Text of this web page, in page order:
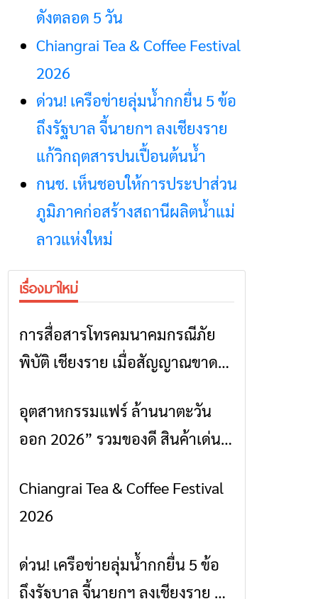
ดังตลอด 5 วัน
Chiangrai Tea & Coffee Festival
2026
ด่วน! เครือข่ายลุ่มน้ำกกยื่น 5 ข้อ
ถึงรัฐบาล จี้นายกฯ ลงเชียงราย
แก้วิกฤตสารปนเปื้อนต้นน้ำ
กนช. เห็นชอบให้การประปาส่วน
ภูมิภาคก่อสร้างสถานีผลิตน้ำแม่
ลาวแห่งใหม่
เรื่องมาใหม่
ข่าวเชียงราย
การสื่อสารโทรคมนาคมกรณีภัย
พิบัติ เชียงราย เมื่อสัญญาณขาด
ข่าวเชียงราย
อุตสาหกรรมแฟร์ ล้านนาตะวัน
ออก 2026” รวมของดี สินค้าเด่น
เชียงราย พะเยา แพร่ และน่าน
พร้อมชมคอนเสิร์ตจากศิลปินชื่อ
ข่าวเชียงราย
Chiangrai Tea & Coffee Festival
2026
ข่าวเชียงราย
ด่วน! เครือข่ายลุ่มน้ำกกยื่น 5 ข้อ
ถึงรัฐบาล จี้นายกฯ ลงเชียงราย แก้